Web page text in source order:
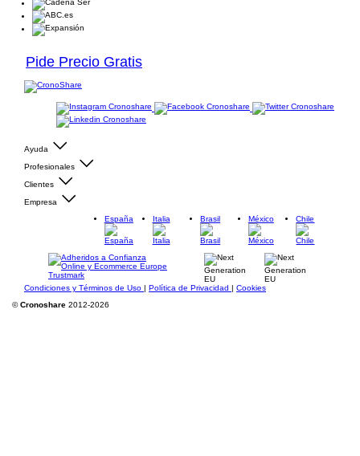
Pide Precio Gratis
Ayuda
Profesionales
Clientes
Empresa
España
Italia Brasil México Chile
Condiciones y Términos de Uso | Política de Privacidad | Cookies
©Cronoshare 2012-2026